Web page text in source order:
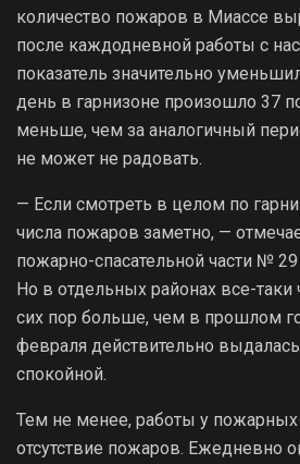
количество пожаров в Миассе
после каждодневной работы с
показатель значительно
день в гарнизоне произошло 37
меньше, чем за аналогичный
не может не радовать.
— Если смотреть в целом по
числа пожаров заметно, —
пожарно-спасательной части №
Но в отдельных районах все-
сих пор больше, чем в прошлом
февраля действительно
спокойной.
Тем не менее, работы у пожарных
отсутствие пожаров. Ежедневно